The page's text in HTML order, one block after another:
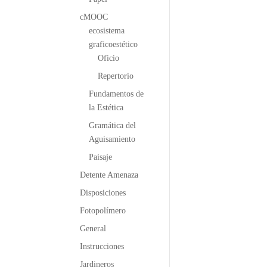
cMOOC
ecosistema
graficoestético
Oficio
Repertorio
Fundamentos de
la Estética
Gramática del
Aguisamiento
Paisaje
Detente Amenaza
Disposiciones
Fotopolímero
General
Instrucciones
Jardineros